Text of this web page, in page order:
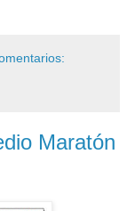
Maratón